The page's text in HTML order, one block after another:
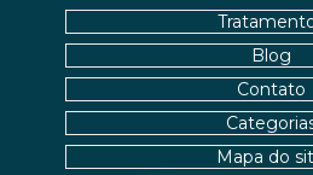
Blog
Contato
Mapa do